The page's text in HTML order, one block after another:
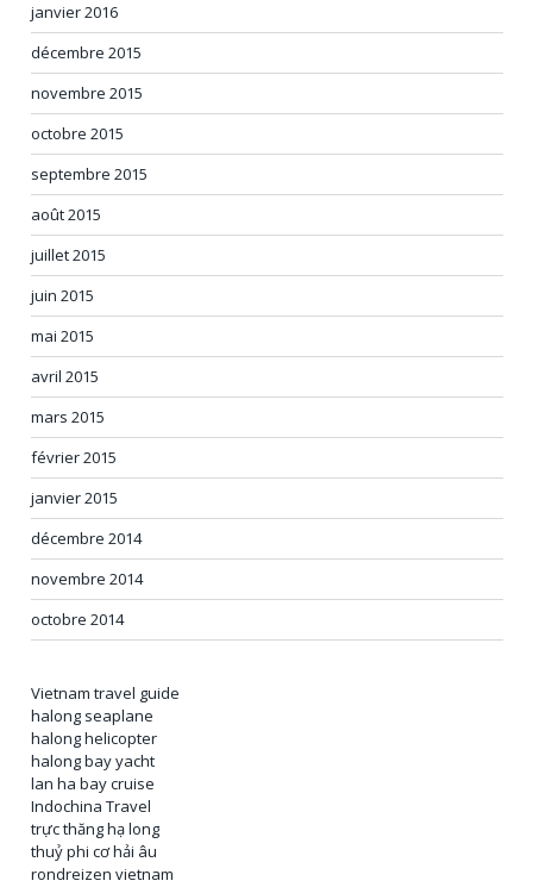
janvier 2016
décembre 2015
novembre 2015
octobre 2015
septembre 2015
août 2015
juillet 2015
juin 2015
mai 2015
avril 2015
mars 2015
février 2015
janvier 2015
décembre 2014
novembre 2014
octobre 2014
Vietnam travel guide
halong seaplane
halong helicopter
halong bay yacht
lan ha bay cruise
Indochina Travel
trực thăng hạ long
thuỷ phi cơ hải âu
rondreizen vietnam